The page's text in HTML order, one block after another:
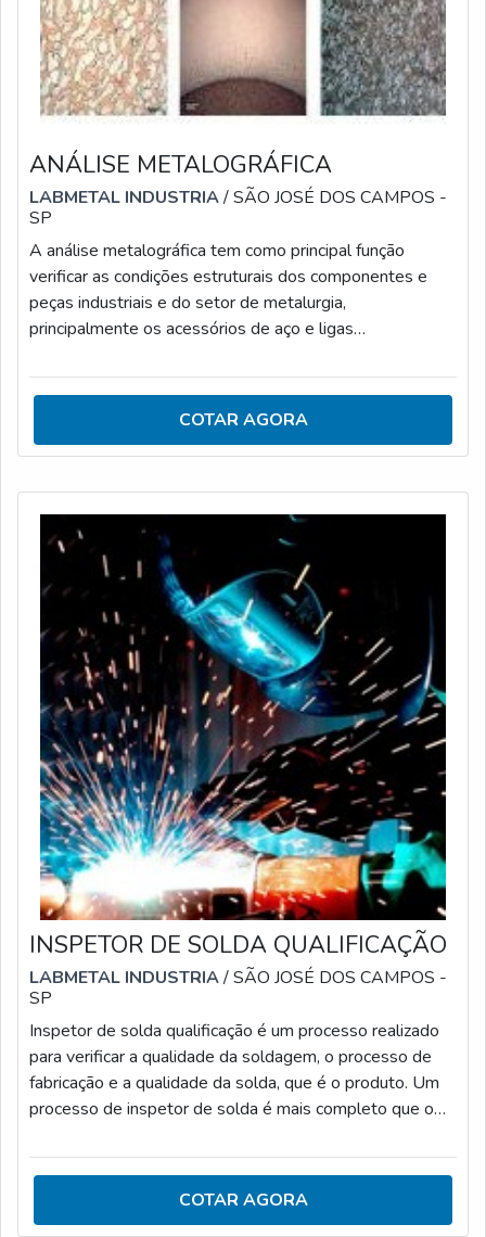
ANÁLISE METALOGRÁFICA
LABMETAL INDUSTRIA/ SÃO JOSÉ DOS CAMPOS -
SP
A análise metalográfica tem como principal função
verificar as condições estruturais dos componentes e
peças industriais e do setor de metalurgia,
principalmente os acessórios de aço e ligas
METALOGRAFIA DE MATERIAISA análise de
materiais, que são realizados com base em normas
internacionais e procedimentos internos padronizados
executadas na an
COTAR AGORA
INSPETOR DE SOLDA QUALIFICAÇÃO
LABMETAL INDUSTRIA/ SÃO JOSÉ DOS CAMPOS -
SP
Inspetor de solda qualificação é um processo realizado
para verificar a qualidade da soldagem, o processo de
fabricação e a qualidade da solda, que é o produto. Um
processo de inspetor de solda é mais completo que o
(EVS), pois este processo (EVS) trata apenas do
inspeção de solda trata da qualidade da soldagem e a
COTAR AGORA